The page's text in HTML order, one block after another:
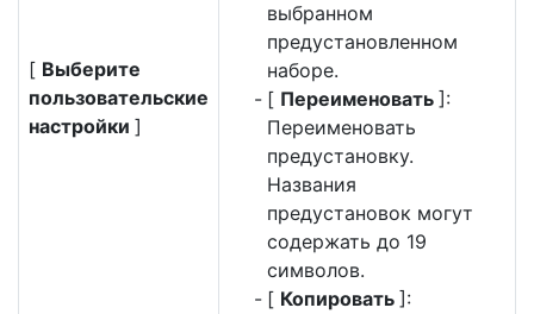
[ Выберите
пользовательские
настройки ]
выбранном
предустановленном
наборе.
[ Переименовать ]:
Переименовать
предустановку.
Названия
предустановок могут
содержать до 19
символов.
[ Копировать ]: